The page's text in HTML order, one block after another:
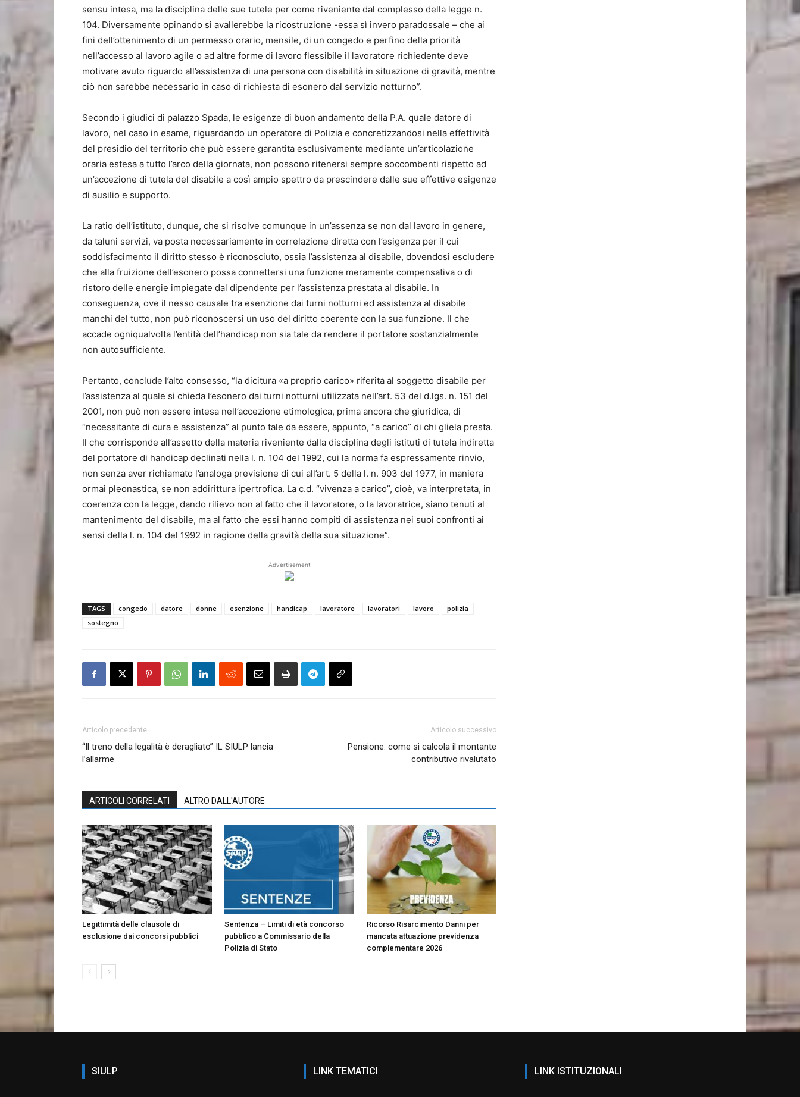
sensu intesa, ma la disciplina delle sue tutele per come riveniente dal complesso della legge n.
104. Diversamente opinando si avallerebbe la ricostruzione -essa sì invero paradossale – che ai
fini dell’ottenimento di un permesso orario, mensile, di un congedo e perfino della priorità
nell’accesso al lavoro agile o ad altre forme di lavoro flessibile il lavoratore richiedente deve
motivare avuto riguardo all’assistenza di una persona con disabilità in situazione di gravità, mentre
ciò non sarebbe necessario in caso di richiesta di esonero dal servizio notturno”.
Secondo i giudici di palazzo Spada, le esigenze di buon andamento della P.A. quale datore di
lavoro, nel caso in esame, riguardando un operatore di Polizia e concretizzandosi nella effettività
del presidio del territorio che può essere garantita esclusivamente mediante un’articolazione
oraria estesa a tutto l’arco della giornata, non possono ritenersi sempre soccombenti rispetto ad
un’accezione di tutela del disabile a così ampio spettro da prescindere dalle sue effettive esigenze
di ausilio e supporto.
La ratio dell’istituto, dunque, che si risolve comunque in un’assenza se non dal lavoro in genere,
da taluni servizi, va posta necessariamente in correlazione diretta con l’esigenza per il cui
soddisfacimento il diritto stesso è riconosciuto, ossia l’assistenza al disabile, dovendosi escludere
che alla fruizione dell’esonero possa connettersi una funzione meramente compensativa o di
ristoro delle energie impiegate dal dipendente per l’assistenza prestata al disabile. In
conseguenza, ove il nesso causale tra esenzione dai turni notturni ed assistenza al disabile
manchi del tutto, non può riconoscersi un uso del diritto coerente con la sua funzione. Il che
accade ogniqualvolta l’entità dell’handicap non sia tale da rendere il portatore sostanzialmente
non autosufficiente.
Pertanto, conclude l’alto consesso, “la dicitura «a proprio carico» riferita al soggetto disabile per
l’assistenza al quale si chieda l’esonero dai turni notturni utilizzata nell’art. 53 del d.lgs. n. 151 del
2001, non può non essere intesa nell’accezione etimologica, prima ancora che giuridica, di
“necessitante di cura e assistenza” al punto tale da essere, appunto, “a carico” di chi gliela presta.
Il che corrisponde all’assetto della materia riveniente dalla disciplina degli istituti di tutela indiretta
del portatore di handicap declinati nella l. n. 104 del 1992, cui la norma fa espressamente rinvio,
non senza aver richiamato l’analoga previsione di cui all’art. 5 della l. n. 903 del 1977, in maniera
ormai pleonastica, se non addirittura ipertrofica. La c.d. “vivenza a carico”, cioè, va interpretata, in
coerenza con la legge, dando rilievo non al fatto che il lavoratore, o la lavoratrice, siano tenuti al
mantenimento del disabile, ma al fatto che essi hanno compiti di assistenza nei suoi confronti ai
sensi della l. n. 104 del 1992 in ragione della gravità della sua situazione”.
Advertisement
TAGS congedo datore donne esenzione handicap lavoratore lavoratori lavoro
polizia
sostegno
Articolo precedente
“Il treno della legalità è deragliato” IL SIULP lancia
l’allarme
Articolo successivo
Pensione: come si calcola il montante
contributivo rivalutato
ARTICOLI CORRELATI ALTRO DALL'AUTORE
Legittimità delle clausole di
esclusione dai concorsi pubblici
Sentenza – Limiti di età concorso
pubblico a Commissario della
Polizia di Stato
Ricorso Risarcimento Danni per
mancata attuazione previdenza
complementare 2026
SIULP LINK TEMATICI LINK ISTITUZIONALI